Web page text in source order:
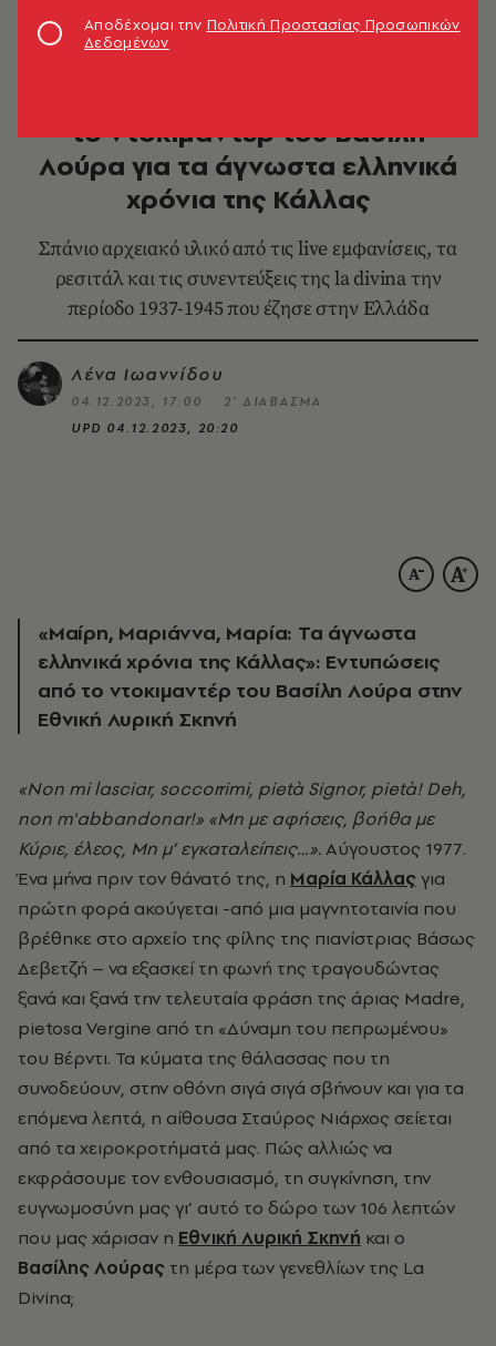
το ντοκιμαντέρ του Βασίλη
Λούρα για τα άγνωστα ελληνικά
χρόνια της Κάλλας
Σπάνιο αρχειακό υλικό από τις live εμφανίσεις, τα
ρεσιτάλ και τις συνεντεύξεις της la divina την
περίοδο 1937-1945 που έζησε στην Ελλάδα
Λένα Ιωαννίδου
04.12.2023, 17:00
2’ ΔΙΑΒΑΣΜΑ
UPD 04.12.2023, 20:20
«Μαίρη, Μαριάννα, Μαρία: Τα άγνωστα
ελληνικά χρόνια της Κάλλας»: Εντυπώσεις
από το ντοκιμαντέρ του Βασίλη Λούρα στην
Εθνική Λυρική Σκηνή
«Non mi lasciar, soccorrimi, pietà Signor, pietà! Deh,
non m'abbandonar!» «Μη με αφήσεις, βοήθα με
Κύριε, έλεος, Μη μ’ εγκαταλείπεις…».Αύγουστος 1977.
Ένα μήνα πριν τον θάνατό της, η Μαρία Κάλλας για
πρώτη φορά ακούγεται -από μια μαγνητοταινία που
βρέθηκε στο αρχείο της φίλης της πιανίστριας Βάσως
Δεβετζή – να εξασκεί τη φωνή της τραγουδώντας
ξανά και ξανά την τελευταία φράση της άριας Madre,
pietosa Vergine από τη «Δύναμη του πεπρωμένου»
του Βέρντι. Τα κύματα της θάλασσας που τη
συνοδεύουν, στην οθόνη σιγά σιγά σβήνουν και για τα
επόμενα λεπτά, η αίθουσα Σταύρος Νιάρχος σείεται
από τα χειροκροτήματά μας. Πώς αλλιώς να
εκφράσουμε τον ενθουσιασμό, τη συγκίνηση, την
ευγνωμοσύνη μας γι’ αυτό το δώρο των 106 λεπτών
που μας χάρισαν η Εθνική Λυρική Σκηνή και ο
Βασίλης Λούρας τη μέρα των γενεθλίων της La
Divina;
Αποδέχομαι την Πολιτική Προστασίας Προσωπικών
Δεδομένων